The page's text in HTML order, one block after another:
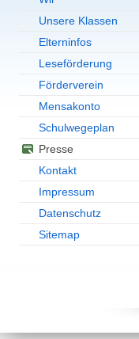
Unsere Klassen
Elterninfos
Leseförderung
Förderverein
Mensakonto
Schulwegeplan
Presse
Kontakt
Impressum
Datenschutz
Sitemap